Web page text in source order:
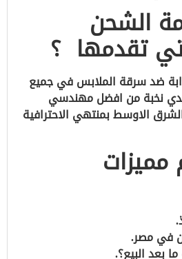
الشحن
تقدمها ؟
ضد سرقة الملابس في جميع
نخبة من افضل مهندسي
الاوسط بمنتهي الاحترافية
في مصر.
بعد البيع؟.